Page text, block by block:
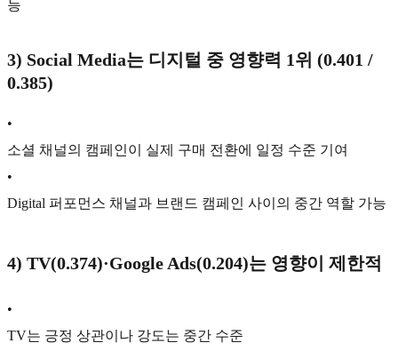
능
3) Social Media는 디지털 중 영향력 1위 (0.401 /
0.385)
•
소셜 채널의 캠페인이 실제 구매 전환에 일정 수준 기여
•
Digital 퍼포먼스 채널과 브랜드 캠페인 사이의 중간 역할 가능
4) TV(0.374)·Google Ads(0.204)는 영향이 제한적
•
TV는 긍정 상관이나 강도는 중간 수준